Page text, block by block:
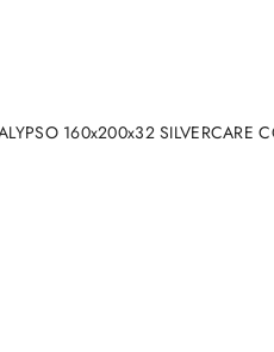
160x200x32 SILVERCARE